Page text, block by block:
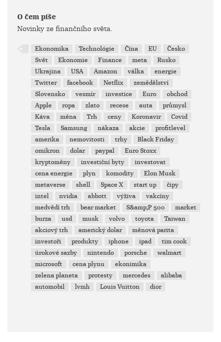
O čem píše
Novinky ze finančního světa.
Ekonomika Technológie Čína EU
Česko
Svět
Ekonomie Finance meta
Rusko
Ukrajina
USA Amazon válka
energie
Twitter
facebook Netflix
zemědělství
Slovensko
vesmír investice Euro
obchod
Apple
ropa zlato recese auta
průmysl
Káva
měna Trh ceny Koronavir
Covid
Tesla
Samsung nákaza akcie
profitlevel
amerika
nemovitosti trhy
Black Friday
omikron
dolar paypal
Euro Stoxx
kryptoměny
investiční byty
investovat
cena energie
plyn komodity
Elon Musk
metaverse
shell Space X start up
čipy
intel
nvidia abbott výživa
vakcíny
medvědí trh
bear market S&amp;P 500
market
burza
usd musk volvo toyota
Taiwan
akciový trh
americký dolar
měnová parita
investoři
produkty iphone ipad
tim cook
úrokové sazby
nintendo porsche
walmart
microsoft
cena plynu
ekonimika
zelena planeta
protesty mercedes
alibaba
automobil
lvmh Louis Vuitton dior